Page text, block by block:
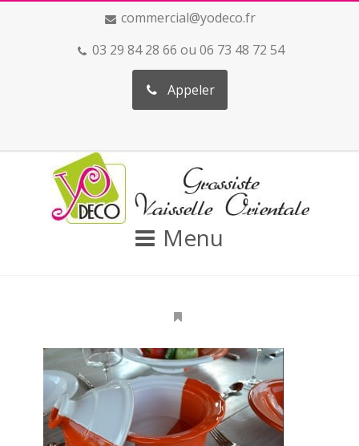
commercial@yodeco.fr
03 29 84 28 66 ou 06 73 48 72 54
Appeler
Menu